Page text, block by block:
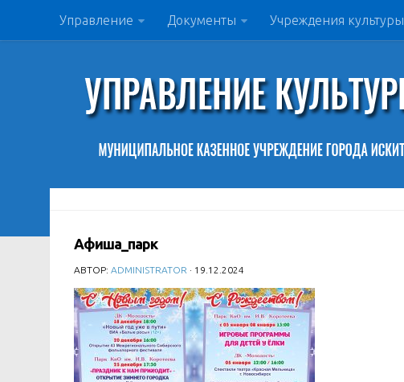
Управление Документы Учреждения культуры
Афиша_парк
АВТОР: ADMINISTRATOR · 19.12.2024